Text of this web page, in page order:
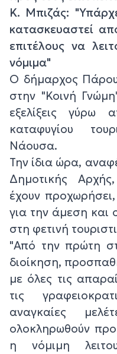
Κ. Μπιζάς:
κατασκευαστεί
επιτέλους να
νόμιμα"
Ο δήμαρχος
στην "Κοινή
εξελίξεις γύρω
καταφυγίου
Νάουσα.
Την ίδια ώρα,
Δημοτικής
έχουν
για την άμεση και
στη φετινή
"Από την πρώτη
διοίκηση,
με όλες τις
τις
αναγκαίες
ολοκληρωθούν
η νόμιμη